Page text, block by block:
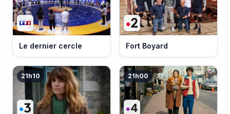
Le dernier cercle Fort Boyard
21h10 21h00